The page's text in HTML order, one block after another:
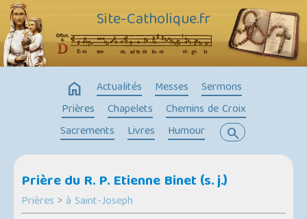
Site-Catholique.fr
home Actualités Messes
Sermons
Prières
Chapelets
Chemins de Croix
Sacrements
Livres Humour search
Prière du R. P. Etienne Binet (s. j.)
Prières > à Saint-Joseph